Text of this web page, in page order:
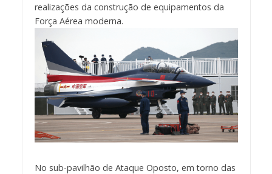
realizações da construção de equipamentos da
Força Aérea moderna.
No sub-pavilhão de Ataque Oposto, em torno das